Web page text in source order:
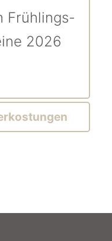
Frühlings-
2026